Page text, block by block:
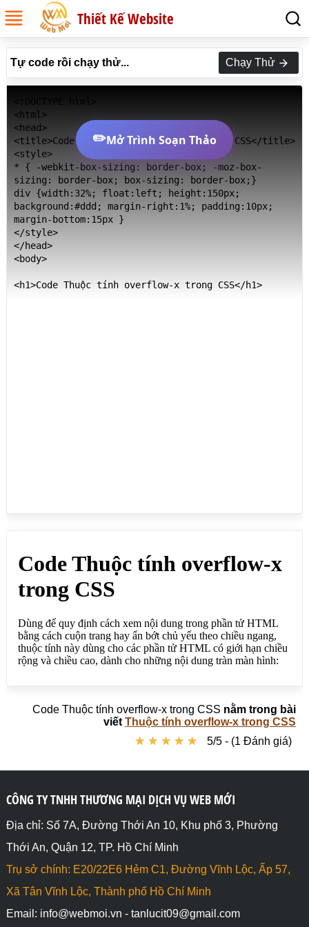
Thiết Kế Website
Tự code rồi chạy thử... Chạy Thử
<html>
<head>
<title>Code Thuộc tính overflow-x trong CSS</title>
<style>
* { -webkit-box-sizing: border-box; -moz-box-
sizing: border-box; box-sizing: border-box;}
div {width:32%; float:left; height:150px;
background:#ddd; margin-right:1%; padding:10px;
margin-bottom:15px }
</style>
</head>
<body>
<h1>Code Thuộc tính overflow-x trong CSS</h1>
CSSvvvvvvvvvvvvvvvvvvvvvvvvvvvvvvvvvvvvvvvv dùng để
quy định cách xem nội dung trong phần tử HTML bằng
cách cuộn trang hay ẩn bớt, thuộc tính này dùng cho
các phần tử HTML có giới hạn chiều rộng và chiều
</div>
<div style="overflow-x: hidden;">
<h4>overflow-x: hidden;</h4>
quy định cách xem nội dung trong phần tử HTML bằng
cách cuộn trang hay ẩn bớt, thuộc tính này dùng cho
các phần tử HTML có giới hạn chiều rộng và chiều
cao, dành cho những nội dung tràn màn hình.</p>
<h4>overflow-x: overlay;</h4>
<p>Thuộc tính overflow-x trong
CSSvvvvvvvvvvvvvvvvvvvvvvvvvvvvvvvvvv dùng để quy
cuộn trang hay ẩn bớt, thuộc tính này dùng cho các
phần tử HTML có giới hạn chiều rộng và chiều cao,
dành cho những nội dung tràn màn hình.</p>
</div>
<div style="overflow-x: scroll;">
✏️Mở Trình Soạn Thảo
Code Thuộc tính overflow-x trong CSS nằm trong bài
viết Thuộc tính overflow-x trong CSS
★ ★ ★ ★ ★
★ ★ ★ ★ ★ 5/5 - (1 Đánh giá)
CÔNG TY TNHH THƯƠNG MẠI DỊCH VỤ WEB MỚI
Địa chỉ: Số 7A, Đường Thới An 10, Khu phố 3, Phường
Thới An, Quận 12, TP. Hồ Chí Minh
Trụ sở chính: E20/22E6 Hẻm C1, Đường Vĩnh Lộc, Ấp 57,
Xã Tân Vĩnh Lộc, Thành phố Hồ Chí Minh
Email: info@webmoi.vn - tanlucit09@gmail.com